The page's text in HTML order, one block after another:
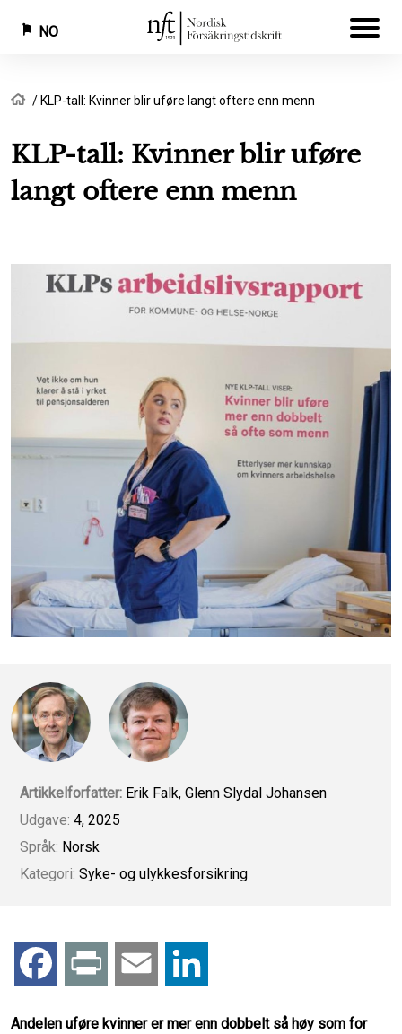
Hopp
hovedinnhold
NO
Navigasjonssti
Hjem
KLP-tall: Kvinner blir uføre langt oftere enn menn
KLP-tall: Kvinner blir uføre
langt oftere enn menn
Artikkelforfatter: Erik Falk, Glenn Slydal Johansen
Udgave: 4, 2025
Språk: Norsk
Kategori: Syke- og ulykkesforsikring
Andelen uføre kvinner er mer enn dobbelt så høy som for